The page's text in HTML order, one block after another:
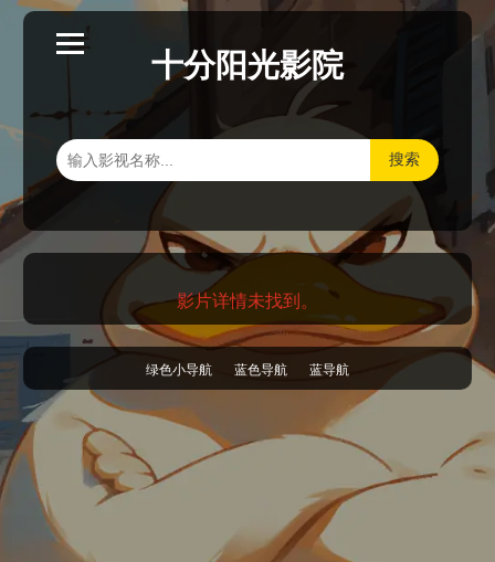
十分阳光影院
搜索
影片详情未找到。
绿色小导航 蓝色导航 蓝导航